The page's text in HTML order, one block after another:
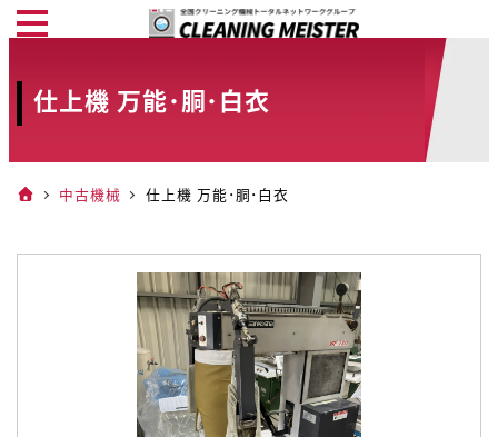
メ
ン
ン
仕上機 万能･胴･白衣
中古機械 仕上機 万能･胴･白衣